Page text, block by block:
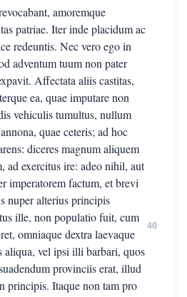
amoremque
patriae. Iter inde placidum ac
redeuntis. Nec vero ego in
adventum tuum non pater
Affectata aliis castitas,
ea, quae imputare non
vehiculis tumultus, nullum
quae ceteris; ad hoc
diceres magnum aliquem
ad exercitus ire: adeo nihil, aut
imperatorem factum, et brevi
nuper alterius principis
ille, non populatio fuit, cum
omniaque dextra laevaque
aliqua, vel ipsi illi barbari, quos
provinciis erat, illud
principis. Itaque non tam pro
40